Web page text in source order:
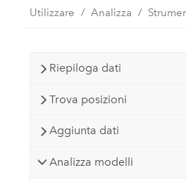
Utilizzare Analizza
Riepiloga dati
Trova posizioni
Aggiunta dati
Analizza modelli